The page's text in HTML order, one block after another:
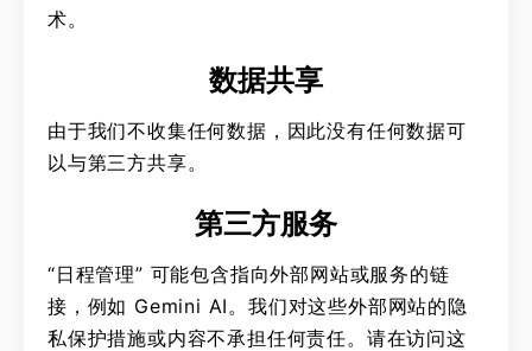
术。
数据共享
由于我们不收集任何数据，因此没有任何数据可
以与第三方共享。
第三方服务
“日程管理” 可能包含指向外部网站或服务的链
接，例如 Gemini AI。我们对这些外部网站的隐
私保护措施或内容不承担任何责任。请在访问这